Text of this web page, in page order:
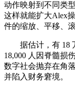
动作映射到不同类
这样就能扩大Alex
件的缩放、平移、
据估计，有 18
18,000 人因脊髓损
数字社会抛弃在角
并陷入财务窘境。